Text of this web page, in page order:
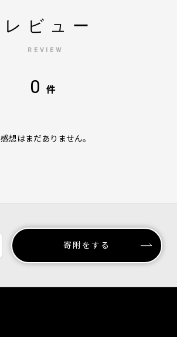
レビュー
REVIEW
0 件
感想はまだありません。
寄附をする